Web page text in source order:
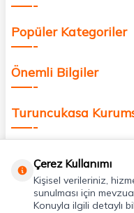
Popüler Kategoriler
Önemli Bilgiler
Turuncukasa
Uygulamalarımız
Çerez Kullanımı
Kişisel verileriniz,
sunulması için
Konuyla ilgili detaylı